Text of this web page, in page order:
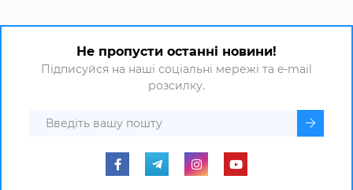
Не пропусти останні новини!
Підписуйся на наші соціальні мережі та e-mail
розсилку.